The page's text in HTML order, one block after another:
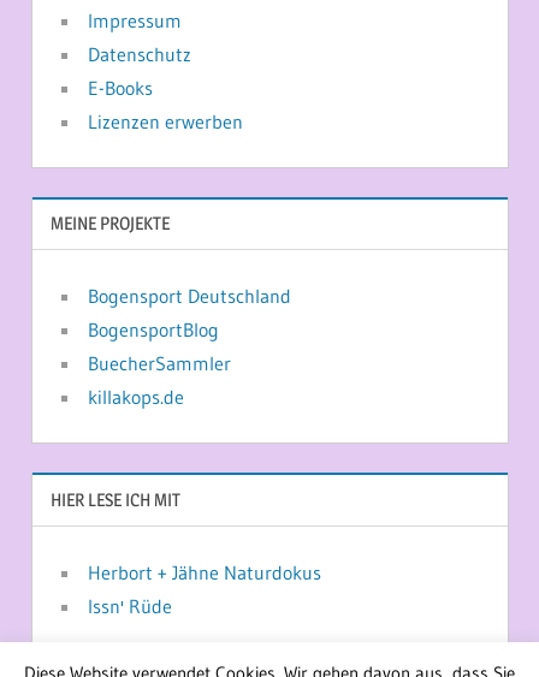
Impressum
Datenschutz
E-Books
Lizenzen erwerben
MEINE PROJEKTE
Bogensport Deutschland
BogensportBlog
BuecherSammler
killakops.de
HIER LESE ICH MIT
Herbort + Jähne Naturdokus
Issn' Rüde